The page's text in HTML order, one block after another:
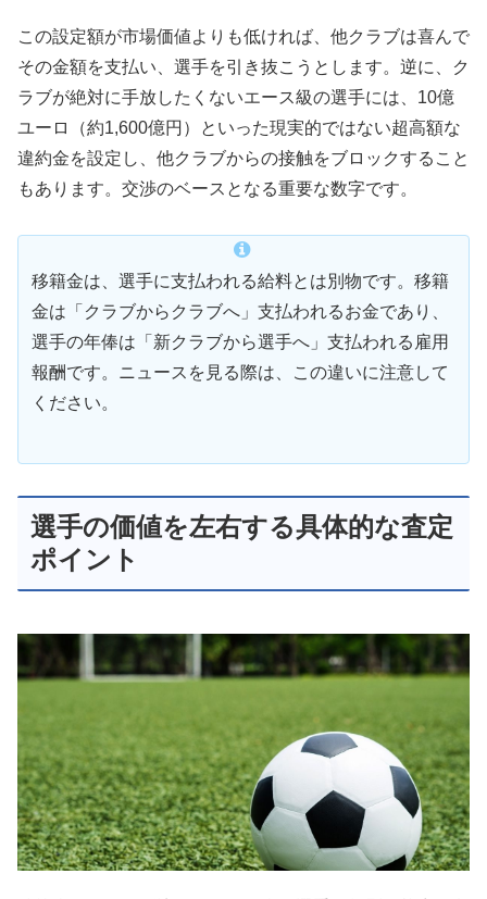
この設定額が市場価値よりも低ければ、他クラブは喜んで
その金額を支払い、選手を引き抜こうとします。逆に、ク
ラブが絶対に手放したくないエース級の選手には、10億
ユーロ（約1,600億円）といった現実的ではない超高額な
違約金を設定し、他クラブからの接触をブロックすること
もあります。交渉のベースとなる重要な数字です。
移籍金は、選手に支払われる給料とは別物です。移籍
金は「クラブからクラブへ」支払われるお金であり、
選手の年俸は「新クラブから選手へ」支払われる雇用
報酬です。ニュースを見る際は、この違いに注意して
ください。
選手の価値を左右する具体的な査定
ポイント